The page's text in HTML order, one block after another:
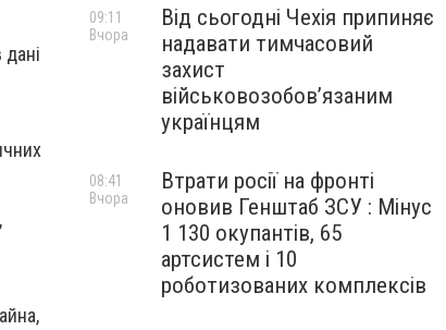
Від сьогодні Чехія припиняє
надавати тимчасовий
захист
військовозобов’язаним
українцям
09:11
Вчора
Втрати росії на фронті
оновив Генштаб ЗСУ : Мінус
1 130 окупантів, 65
артсистем і 10
роботизованих комплексів
08:41
Вчора